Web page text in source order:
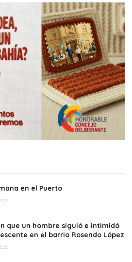
en el Puerto
que un hombre siguió e intimidó
en el barrio Rosendo López